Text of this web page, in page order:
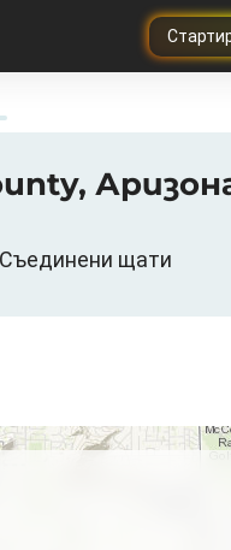
Съединени щати